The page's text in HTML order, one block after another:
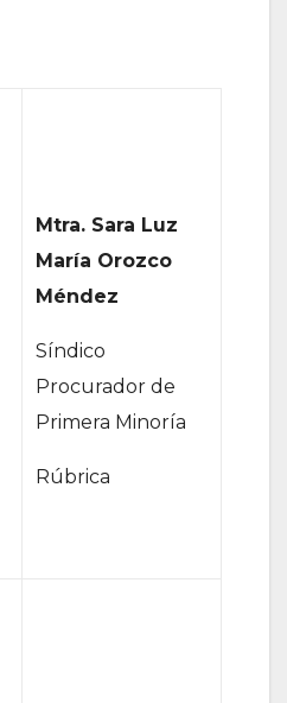
Mtra. Sara Luz
María Orozco
Méndez
Síndico
Procurador de
Primera Minoría
Rúbrica